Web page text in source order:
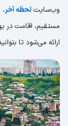
وب‌سایتلحظه آخر
مستقیم، اقامت در
ارائه می‌شود تا